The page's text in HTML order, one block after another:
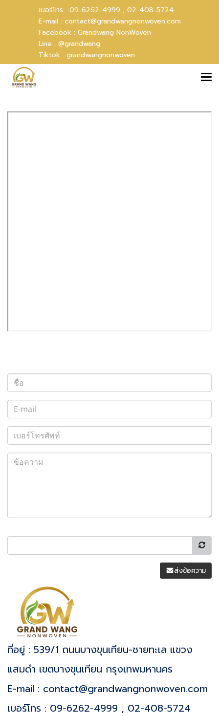
เบอร์โทร : 09-6262-4999 , 02-408-5724
E-mail : contact@grandwangnonwoven.com
Facebook : Grandwang NonWoven
Line : @grandwang
Tiktok : grandwangnonwoven
ส่งข้อความ
ที่อยู่ : 539/1 ถนนบางขุนเทียน-ชายทะเล แขวง
แสมดำ เขตบางขุนเทียน กรุงเทพมหานคร
E-mail : contact@grandwangnonwoven.com
เบอร์โทร : 09-6262-4999 , 02-408-5724